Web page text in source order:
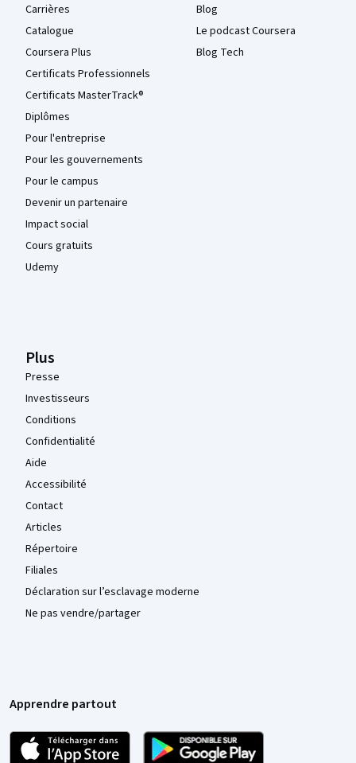
Carrières
Catalogue
Coursera Plus
Certificats Professionnels
Certificats MasterTrack®
Diplômes
Pour l'entreprise
Pour les gouvernements
Pour le campus
Devenir un partenaire
Impact social
Cours gratuits
Udemy
Blog
Le podcast Coursera
Blog Tech
Plus
Presse
Investisseurs
Conditions
Confidentialité
Aide
Accessibilité
Contact
Articles
Répertoire
Filiales
Déclaration sur l’esclavage moderne
Ne pas vendre/partager
Apprendre partout